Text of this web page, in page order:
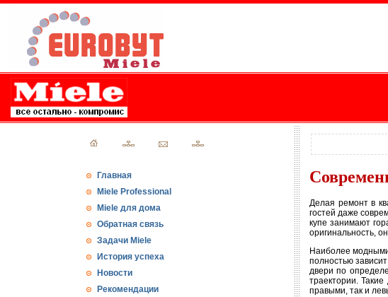
Главная
Miele Professional
Miele для дома
Обратная связь
Задачи Miele
История успеха
Новости
Рекомендации
Делая ремонт в
гостей даже
купе занимают
оригинальность,
Наиболее
полностью
двери по
траектории.
правыми, так и